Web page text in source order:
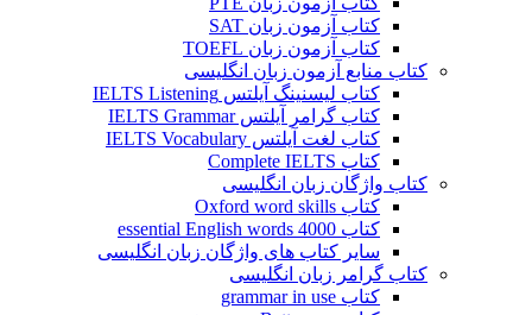
کتاب آزمون زبان SAT
کتاب آزمون زبان TOEFL
کتاب منابع آزمون زبان انگلیسی
کتاب لیسنینگ آیلتس IELTS Listening
کتاب گرامر آیلتس IELTS Grammar
کتاب لغت آیلتس IELTS Vocabulary
کتاب Complete IELTS
کتاب واژگان زبان انگلیسی
کتاب Oxford word skills
کتاب essential English words 4000
سایر کتاب های واژگان زبان انگلیسی
کتاب گرامر زبان انگلیسی
کتاب grammar in use